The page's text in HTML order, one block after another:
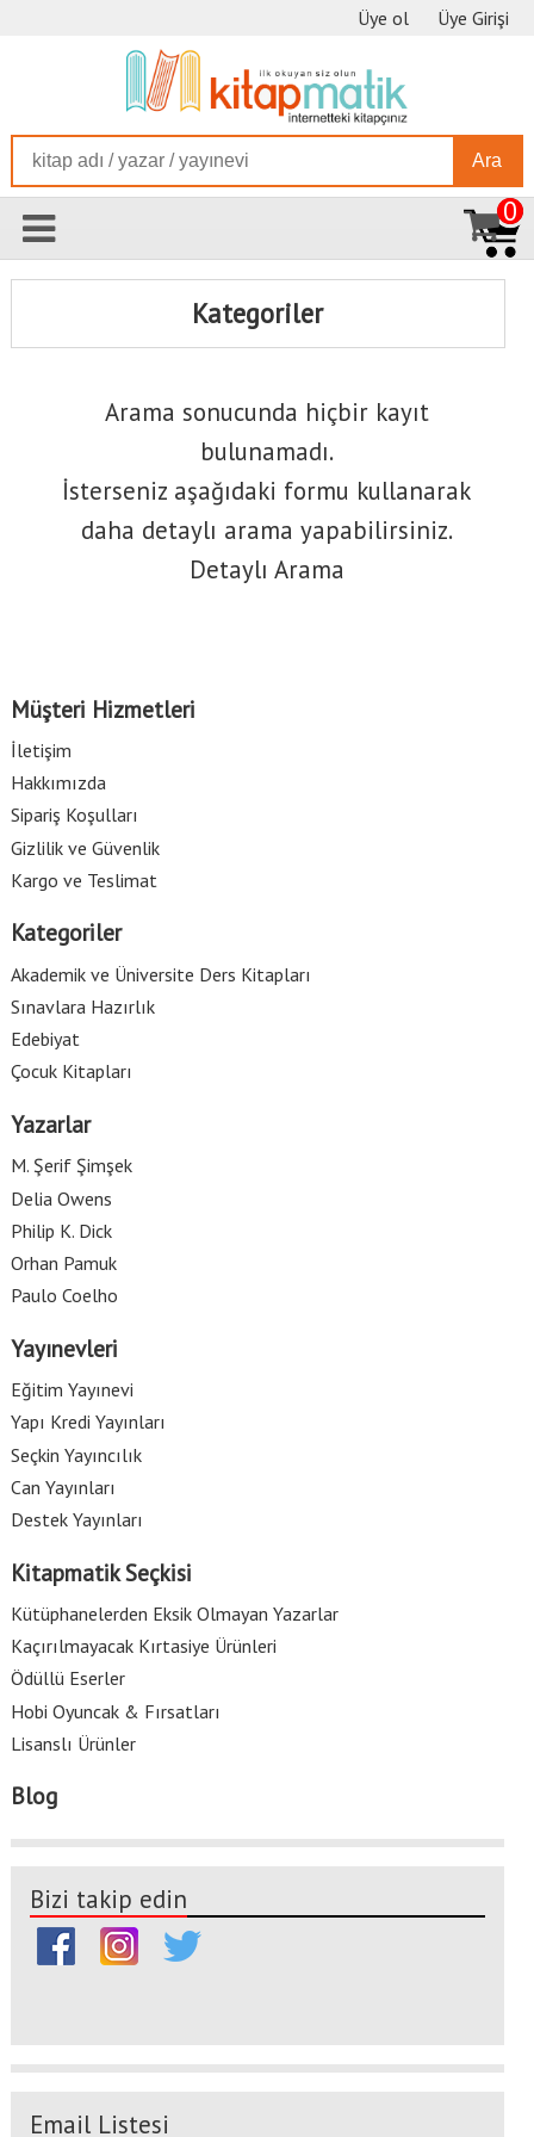
Üye ol Üye Girişi
Ara
0
Kategoriler
Arama sonucunda hiçbir kayıt
bulunamadı.
İsterseniz aşağıdaki formu kullanarak
daha detaylı arama yapabilirsiniz.
Detaylı Arama
Müşteri Hizmetleri
İletişim
Hakkımızda
Sipariş Koşulları
Gizlilik ve Güvenlik
Kargo ve Teslimat
Kategoriler
Akademik ve Üniversite Ders Kitapları
Sınavlara Hazırlık
Edebiyat
Çocuk Kitapları
Yazarlar
M. Şerif Şimşek
Delia Owens
Philip K. Dick
Orhan Pamuk
Paulo Coelho
Yayınevleri
Eğitim Yayınevi
Yapı Kredi Yayınları
Seçkin Yayıncılık
Can Yayınları
Destek Yayınları
Kitapmatik Seçkisi
Kütüphanelerden Eksik Olmayan Yazarlar
Kaçırılmayacak Kırtasiye Ürünleri
Ödüllü Eserler
Hobi Oyuncak & Fırsatları
Lisanslı Ürünler
Blog
Bizi takip edin
Email Listesi